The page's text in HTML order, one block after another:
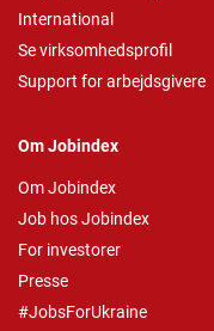
International
Se virksomhedsprofil
Support for arbejdsgivere
Om Jobindex
Om Jobindex
Job hos Jobindex
For investorer
Presse
#JobsForUkraine